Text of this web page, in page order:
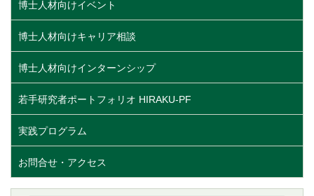
博士人材向けイベント
博士人材向けキャリア相談
博士人材向けインターンシップ
若手研究者ポートフォリオ HIRAKU-PF
実践プログラム
お問合せ・アクセス